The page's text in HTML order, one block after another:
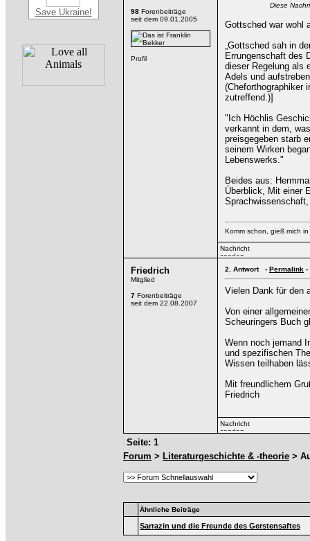
Save Ukraine! 98 Forenbeiträge
seit dem 09.01.2005
Diese
Gottsched war wohl
„Gottsched sah in
Errungenschaft des
dieser Regelung als
Adels und
(Cheforthographiker
zutreffend.)]
"Ich Höchlis
verkannt in dem,
preisgegeben starb
seinem Wirken
Lebenswerks."
Beides aus:
Überblick, Mit einer
Komm schon, gieß mich
Friedrich
Mitglied
7 Forenbeiträge
seit dem 22.08.2007
2. Antwort - Permalink -
Vielen Dank für den
Von einer
Scheuringers Buch
Wenn noch jemand
und spezifischen
Wissen teilhaben
Mit freundlichem
Friedrich
Seite: 1
Forum > Literaturgeschichte & -theorie >
Ähnliche Beiträge
Sarrazin und die Freunde des Gerstensaftes